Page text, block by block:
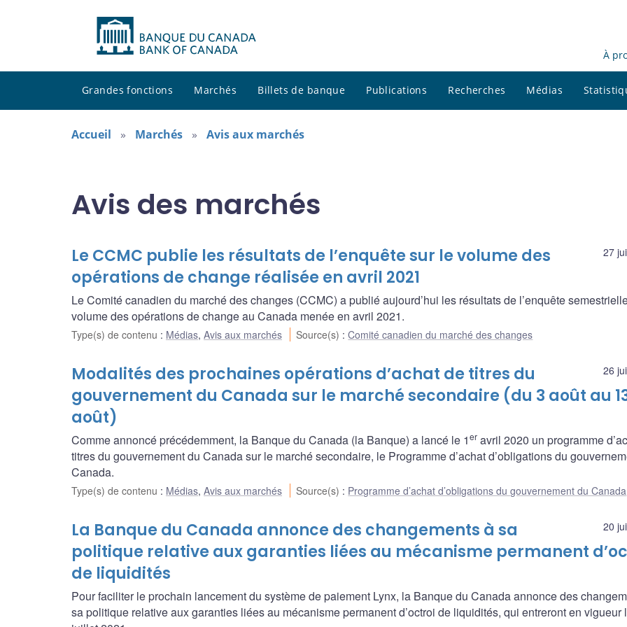
À
Grandes fonctions Marchés Billets de banque Publications Recherches Médias
Accueil Marchés Avis aux marchés
Avis des marchés
27
Le CCMC publie les résultats de l’enquête sur le volume des
opérations de change réalisée en avril 2021
Le Comité canadien du marché des changes (CCMC) a publié aujourd’hui les résultats de l’enquête
volume des opérations de change au Canada menée en avril 2021.
Type(s) de contenu : Médias, Avis aux marchés Source(s) :Comité canadien du marché des changes
26
Modalités des prochaines opérations d’achat de titres du
gouvernement du Canada sur le marché secondaire (du 3 août au
août)
Comme annoncé précédemment, la Banque du Canada (la Banque) a lancé le 1er avril 2020 un programme
titres du gouvernement du Canada sur le marché secondaire, le Programme d’achat d’obligations du
Canada.
Type(s) de contenu : Médias, Avis aux marchés Source(s) : Programme d’achat d’obligations du gouvernement du Canada
20
La Banque du Canada annonce des changements à sa
politique relative aux garanties liées au mécanisme permanent
de liquidités
Pour faciliter le prochain lancement du système de paiement Lynx, la Banque du Canada annonce des
sa politique relative aux garanties liées au mécanisme permanent d’octroi de liquidités, qui entreront en vigueur